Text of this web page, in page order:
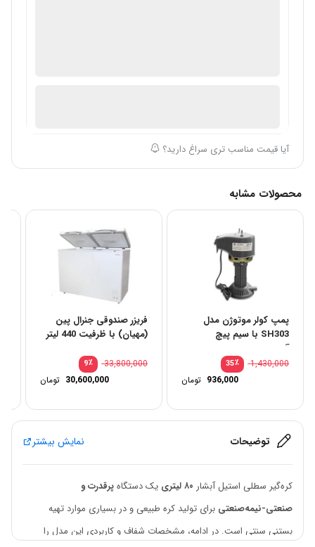
آیا قیمت مناسب تری سراغ دارید؟
محصولات مشابه
پمپ کولر موتوژن مدل
SH303 با سیم پیچ
آلمینیومی
٪35 1,430,000
قیمت
اصلی:
بود.
936,000 تومان
قیمت
فعلی:
936,000 تومان.
فریزر صندوقی جنرال پین
(مهیان) با ظرفیت 440 لیتر
٪9
33,800,000
30,600,000 تومان
توضیحات نمایش بیشتر
کره‌گیر سطلی استیل آبشار ۸۰ لیتری یک دستگاهپرقدرت و
صنعتی‑نیمه‌صنعتی برای تولید کره طبیعی و در بسیاری موارد تهیه
بستنی سنتی است. در ادامه، مشخصات شفاف و کاربردی این مدل را